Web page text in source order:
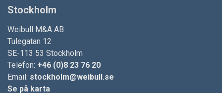
Stockholm
Weibull M&A AB
Tulegatan 12
SE-113 53 Stockholm
Telefon: +46 (0)8 23 76 20
Email: stockholm@weibull.se
Se på karta